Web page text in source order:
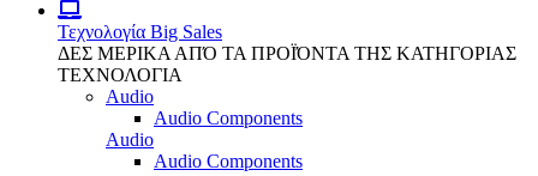
Τεχνολογία Big Sales
ΔΕΣ ΜΕΡΙΚΑ ΑΠΌ ΤΑ ΠΡΟΪΌΝΤΑ ΤΗΣ ΚΑΤΗΓΟΡΙΑΣ
ΤΕΧΝΟΛΟΓΙΑ
Audio
Audio Components
Audio
Audio Components